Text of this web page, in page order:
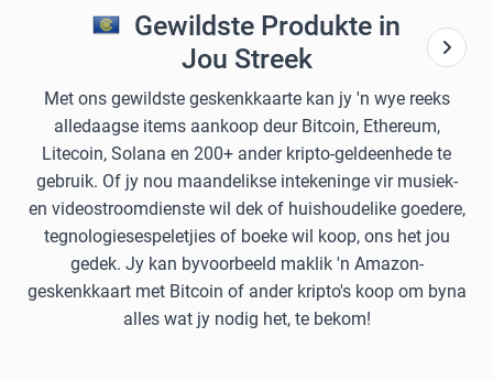
Gewildste Produkte in
Jou Streek
Met ons gewildste geskenkkaarte kan jy 'n wye reeks
alledaagse items aankoop deur Bitcoin, Ethereum,
Litecoin, Solana en 200+ ander kripto-geldeenhede te
gebruik. Of jy nou maandelikse intekeninge vir musiek-
en videostroomdienste wil dek of huishoudelike goedere,
tegnologiesespeletjies of boeke wil koop, ons het jou
gedek. Jy kan byvoorbeeld maklik 'n Amazon-
geskenkkaart met Bitcoin of ander kripto's koop om byna
alles wat jy nodig het, te bekom!